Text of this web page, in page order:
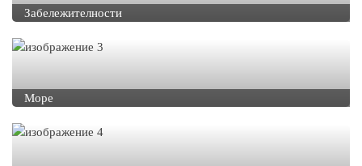
Забележителности
Море